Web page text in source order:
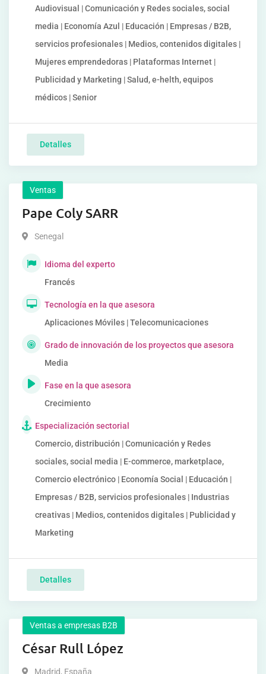
Audiovisual | Comunicación y Redes sociales, social
media | Economía Azul | Educación | Empresas / B2B,
servicios profesionales | Medios, contenidos digitales |
Mujeres emprendedoras | Plataformas Internet |
Publicidad y Marketing | Salud, e-helth, equipos
médicos | Senior
Detalles
Ventas
Pape Coly SARR
Senegal
Idioma del experto
Francés
Tecnología en la que asesora
Aplicaciones Móviles | Telecomunicaciones
Grado de innovación de los proyectos que asesora
Media
Fase en la que asesora
Crecimiento
Especialización sectorial
Comercio, distribución | Comunicación y Redes
sociales, social media | E-commerce, marketplace,
Comercio electrónico | Economía Social | Educación |
Empresas / B2B, servicios profesionales | Industrias
creativas | Medios, contenidos digitales | Publicidad y
Marketing
Detalles
Ventas a empresas B2B
César Rull López
Madrid, España